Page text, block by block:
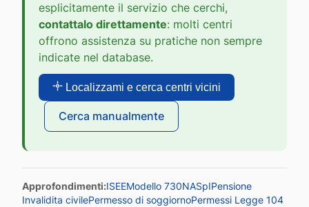
esplicitamente il servizio che cerchi,
contattalo direttamente: molti centri
offrono assistenza su pratiche non sempre
indicate nel database.
Localizzami e cerca centri vicini
Cerca manualmente
Approfondimenti:ISEEModello 730NASpIPensione
Invalidita civilePermesso di soggiornoPermessi Legge 104